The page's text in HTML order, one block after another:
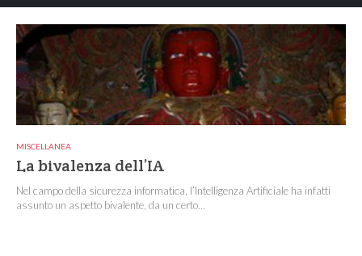
MISCELLANEA
La bivalenza dell’IA
Nel campo della sicurezza informatica, l’Intelligenza Artificiale ha infatti
assunto un aspetto bivalente, da un certo...